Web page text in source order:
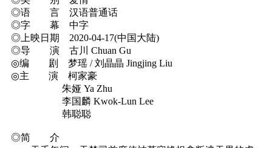
◎语 言 汉语普通话
◎字 幕 中字
◎上映日期 2020-04-17(中国大陆)
◎导 演 古川 Chuan Gu
◎编 剧 梦瑶 / 刘晶晶 Jingjing Liu
◎主 演 柯家豪
朱娅 Ya Zhu
李国麟 Kwok-Lun Lee
韩聪聪
◎简 介